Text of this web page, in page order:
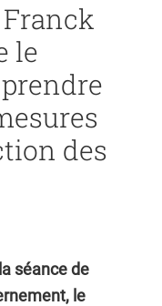
Franck
le
des
séance de
le